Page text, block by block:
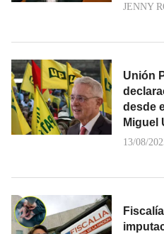
JENNY
Unión
desde
Miguel
13/08/